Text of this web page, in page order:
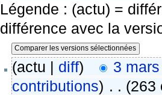
Légende : (actu) =
différence avec la
(actu | diff)
3
contributions) . . (263